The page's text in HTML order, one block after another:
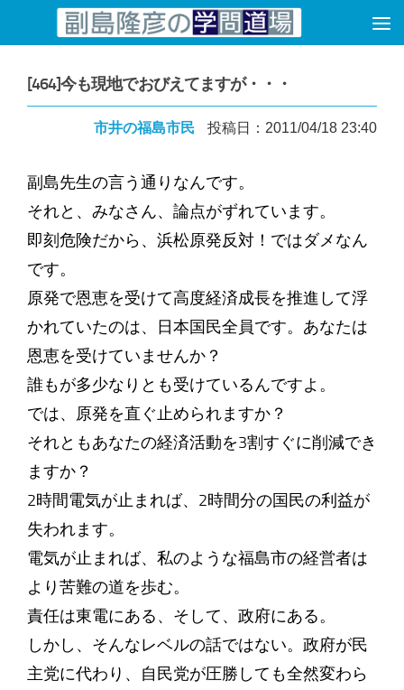
コンテンツへスキップ
[464]今も現地でおびえてますが・・・
市井の福島市民 投稿日：2011/04/18 23:40
副島先生の言う通りなんです。
それと、みなさん、論点がずれています。
即刻危険だから、浜松原発反対！ではダメなん
です。
原発で恩恵を受けて高度経済成長を推進して浮
かれていたのは、日本国民全員です。あなたは
恩恵を受けていませんか？
誰もが多少なりとも受けているんですよ。
では、原発を直ぐ止められますか？
それともあなたの経済活動を3割すぐに削減でき
ますか？
2時間電気が止まれば、2時間分の国民の利益が
失われます。
電気が止まれば、私のような福島市の経営者は
より苦難の道を歩む。
責任は東電にある、そして、政府にある。
しかし、そんなレベルの話ではない。政府が民
主党に代わり、自民党が圧勝しても全然変わら